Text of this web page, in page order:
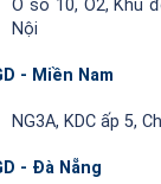
Ô số 10, Ơ2, Khu
Nội
- Miền Nam
NG3A, KDC ấp 5,
- Đà Nẵng